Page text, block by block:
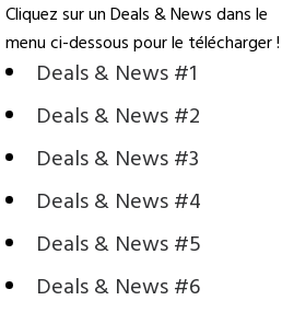
Cliquez sur un Deals & News dans le
menu ci-dessous pour le télécharger !
Deals & News #1
Deals & News #2
Deals & News #3
Deals & News #4
Deals & News #5
Deals & News #6